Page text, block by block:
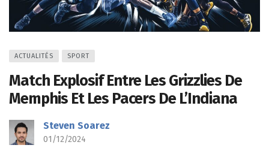
ACTUALITÉS SPORT
Match Explosif Entre Les Grizzlies De
Memphis Et Les Pacers De L’Indiana
Steven Soarez
01/12/2024